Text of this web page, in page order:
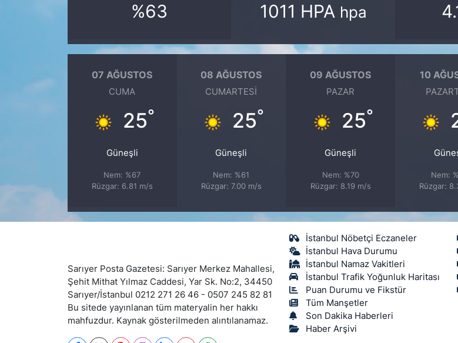
%63 1011 HPA hpa
07 AĞUSTOS
CUMA
25°
Güneşli
Nem: %67
Rüzgar: 6.81 m/s
08 AĞUSTOS
CUMARTESI
25°
Güneşli
Nem: %61
Rüzgar: 7.00 m/s
09 AĞUSTOS
PAZAR
25°
Güneşli
Nem: %70
Rüzgar: 8.19 m/s
10
Nem:
Rüzgar:
Sarıyer Posta Gazetesi: Sarıyer Merkez Mahallesi,
Şehit Mithat Yılmaz Caddesi, Yar Sk. No:2, 34450
Sarıyer/İstanbul 0212 271 26 46 - 0507 245 82 81
Bu sitede yayınlanan tüm materyalin her hakkı
mahfuzdur. Kaynak gösterilmeden alıntılanamaz.
İstanbul Nöbetçi Eczaneler
İstanbul Hava Durumu
İstanbul Namaz Vakitleri
İstanbul Trafik Yoğunluk Haritası
Puan Durumu ve Fikstür
Tüm Manşetler
Son Dakika Haberleri
Haber Arşivi
SARIYER HABERLERİ
SARIYER İMAR BARIŞI
SEKTÖR
TEKNOLOJİ
YAŞAM